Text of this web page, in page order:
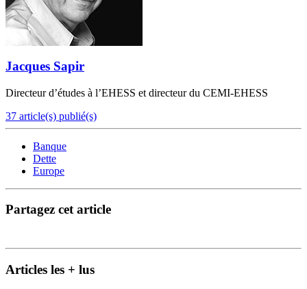
Jacques Sapir
Directeur d’études à l’EHESS et directeur du CEMI-EHESS
37 article(s) publié(s)
Banque
Dette
Europe
Partagez cet article
Articles les + lus